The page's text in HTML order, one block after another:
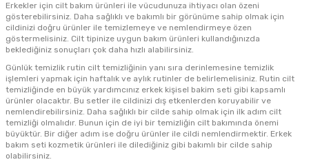
Erkekler için cilt bakım ürünleri ile vücudunuza ihtiyacı olan özeni
gösterebilirsiniz. Daha sağlıklı ve bakımlı bir görünüme sahip olmak için
cildinizi doğru ürünler ile temizlemeye ve nemlendirmeye özen
göstermelisiniz. Cilt tipinize uygun bakım ürünleri kullandığınızda
beklediğiniz sonuçları çok daha hızlı alabilirsiniz.
Günlük temizlik rutin cilt temizliğinin yanı sıra derinlemesine temizlik
işlemleri yapmak için haftalık ve aylık rutinler de belirlemelisiniz. Rutin cilt
temizliğinde en büyük yardımcınız erkek kişisel bakim seti gibi kapsamlı
ürünler olacaktır. Bu setler ile cildinizi dış etkenlerden koruyabilir ve
nemlendirebilirsiniz. Daha sağlıklı bir cilde sahip olmak için ilk adım cilt
temizliği olmalıdır. Bunun için de iyi bir temizliğin cilt bakımında önemi
büyüktür. Bir diğer adım ise doğru ürünler ile cildi nemlendirmektir. Erkek
bakım seti kozmetik ürünleri ile dilediğiniz gibi bakımlı bir cilde sahip
olabilirsiniz.